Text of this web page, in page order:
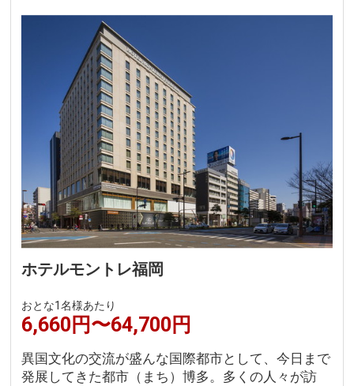
ホテルモントレ福岡
おとな1名様あたり
6,660円〜64,700円
異国文化の交流が盛んな国際都市として、今日まで
発展してきた都市（まち）博多。多くの人々が訪